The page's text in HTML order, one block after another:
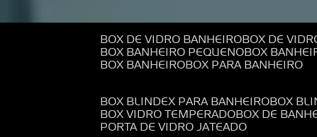
BOX DE VIDRO BANHEIRO BOX DE
BOX BANHEIRO PEQUENO BOX
BOX BANHEIRO BOX PARA BANHEIRO
BOX BLINDEX PARA BANHEIRO BOX
BOX VIDRO TEMPERADO BOX DE
PORTA DE VIDRO JATEADO